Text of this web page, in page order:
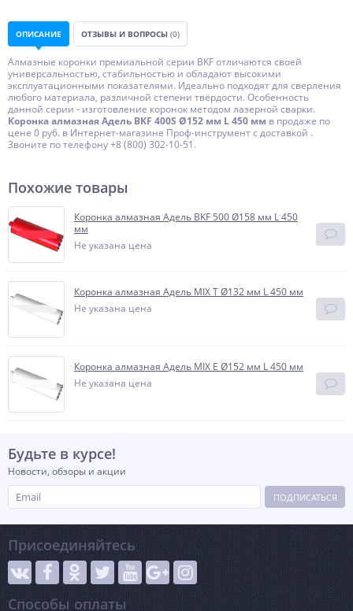
ОПИСАНИЕ ОТЗЫВЫ И ВОПРОСЫ (0)
Алмазные коронки премиальной серии BKF отличаются своей
универсальностью, стабильностью и обладают высокими
эксплуатационными показателями. Идеально подходят для сверления
любого материала, различной степени твёрдости. Особенность
данной серии - изготовление коронок методом лазерной сварки.
Коронка алмазная Адель BKF 400S Ø152 мм L 450 мм в продаже по
цене 0 руб. в Интернет-магазине Проф-инструмент с доставкой .
Звоните по телефону +8 (800) 302-10-51.
Похожие товары
Коронка алмазная Адель BKF 500 Ø158 мм L 450
мм
Не указана цена
Коронка алмазная Адель MIX T Ø132 мм L 450 мм
Не указана цена
Коронка алмазная Адель MIX E Ø152 мм L 450 мм
Не указана цена
Будьте в курсе!
Новости, обзоры и акции
ПОДПИСАТЬСЯ
Присоединяйтесь
Способы оплаты